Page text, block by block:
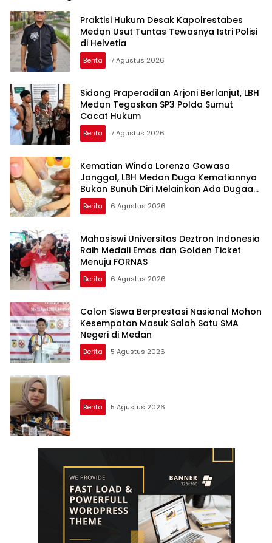
Praktisi Hukum Desak Kapolrestabes
Medan Usut Tuntas Tewasnya Istri Polisi
di Helvetia
Berita 7 Agustus 2026
Sidang Praperadilan Arjoni Berlanjut, LBH
Medan Tegaskan SP3 Polda Sumut
Cacat Hukum
Berita 7 Agustus 2026
Kematian Winda Lorenza Gowasa
Janggal, LBH Medan Duga Kematiannya
Bukan Bunuh Diri Melainkan Ada Dugaan
Tundak Pidana
Berita 6 Agustus 2026
Mahasiswi Universitas Deztron Indonesia
Raih Medali Emas dan Golden Ticket
Menuju FORNAS
Berita 6 Agustus 2026
Calon Siswa Berprestasi Nasional Mohon
Kesempatan Masuk Salah Satu SMA
Negeri di Medan
Berita 5 Agustus 2026
Berita 5 Agustus 2026